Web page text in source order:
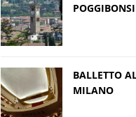
POGGIBONSI
BALLETTO
MILANO